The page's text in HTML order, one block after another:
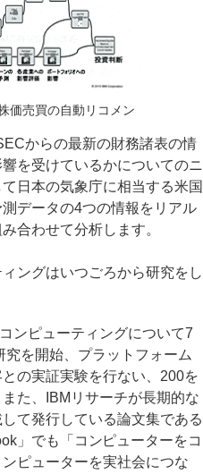
価売買の自動リコメン
からの最新の財務諸表の情
を受けているかについてのニ
日本の気象庁に相当する米国
データの4つの情報をリアル
合わせて分析します。
ングはいつごろから研究をし
ンピューティングについて7
を開始、プラットフォーム
の実証実験を行ない、200を
た、IBMリサーチが長期的な
て発行している論文集である
」でも「コンピューターをコ
ピューターを実社会につな